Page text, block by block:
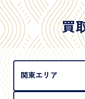
※2020年2月4
は「所持人
め、単体で
められない（
が必要となり
買
関東エリア